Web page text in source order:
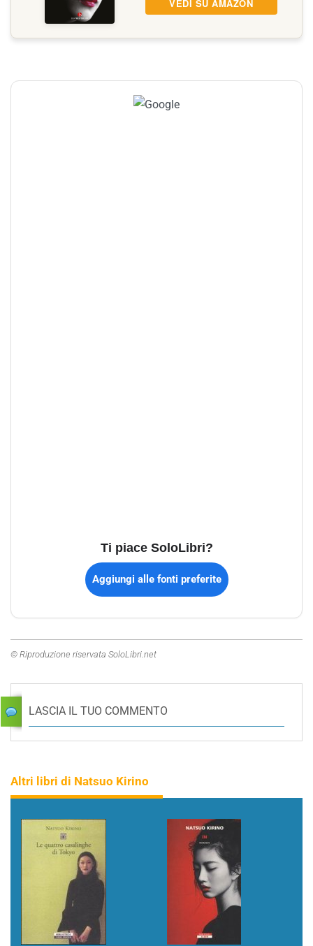
VEDI SU AMAZON
Ti piace SoloLibri?
Aggiungi alle fonti preferite
© Riproduzione riservata SoloLibri.net
LASCIA IL TUO COMMENTO
Altri libri di Natsuo Kirino